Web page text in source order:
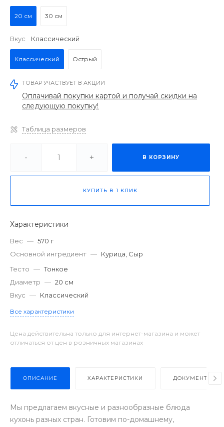
20 см 30 см
Вкус Классический
Классический Острый
ТОВАР УЧАСТВУЕТ В АКЦИИ
Оплачивай покупки картой и получай скидки на
следующую покупку!
Таблица размеров
- + В КОРЗИНУ
КУПИТЬ В 1 КЛИК
Характеристики
Вес — 570 г
Основной ингредиент — Курица, Сыр
Тесто — Тонкое
Диаметр — 20 см
Вкус — Классический
Все характеристики
Цена действительна только для интернет-магазина и может
отличаться от цен в розничных магазинах
ОПИСАНИЕ ХАРАКТЕРИСТИКИ ДОКУМЕНТЫ
Мы предлагаем вкусные и разнообразные блюда
кухонь разных стран. Готовим по-домашнему,